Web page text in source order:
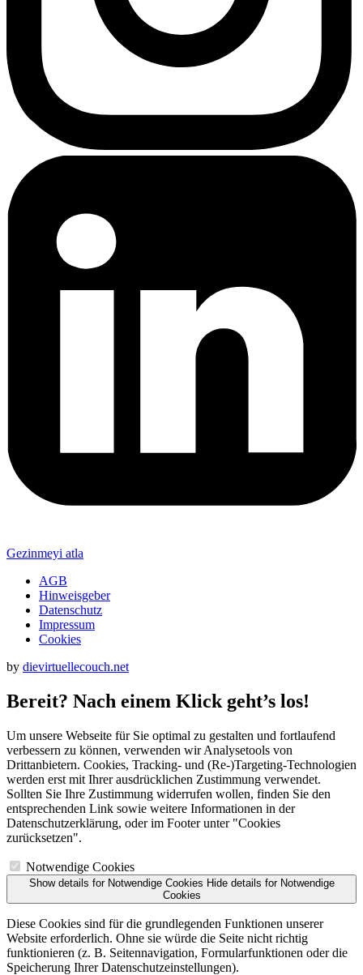
Gezinmeyi atla
AGB
Hinweisgeber
Datenschutz
Impressum
Cookies
by dievirtuellecouch.net
Bereit? Nach einem Klick geht’s los!
Um unsere Webseite für Sie optimal zu gestalten und fortlaufend
verbessern zu können, verwenden wir Analysetools von
Drittanbietern. Cookies, Tracking- und (Re‑)Targeting-Technologien
werden erst mit Ihrer ausdrücklichen Zustimmung verwendet.
Sollten Sie Ihre Zustimmung widerrufen wollen, finden Sie den
entsprechenden Link sowie weitere Informationen in der
Datenschutzerklärung, oder im Footer unter "Cookies
zurücksetzen".
Notwendige Cookies
Show details for Notwendige Cookies Hide details for Notwendige
Cookies
Diese Cookies sind für die grundlegenden Funktionen unserer
Website erforderlich. Ohne sie würde die Seite nicht richtig
funktionieren (z. B. Seitennavigation, Formularfunktionen oder die
Speicherung Ihrer Datenschutzeinstellungen).